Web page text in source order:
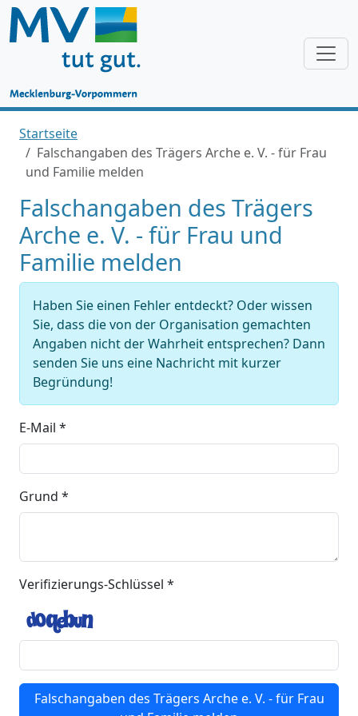
Startseite
Falschangaben des Trägers Arche e. V. - für Frau
und Familie melden
Falschangaben des Trägers
Arche e. V. - für Frau und
Familie melden
Haben Sie einen Fehler entdeckt? Oder wissen
Sie, dass die von der Organisation gemachten
Angaben nicht der Wahrheit entsprechen? Dann
senden Sie uns eine Nachricht mit kurzer
Begründung!
E-Mail *
Grund *
Verifizierungs-Schlüssel *
Falschangaben des Trägers Arche e. V. - für Frau